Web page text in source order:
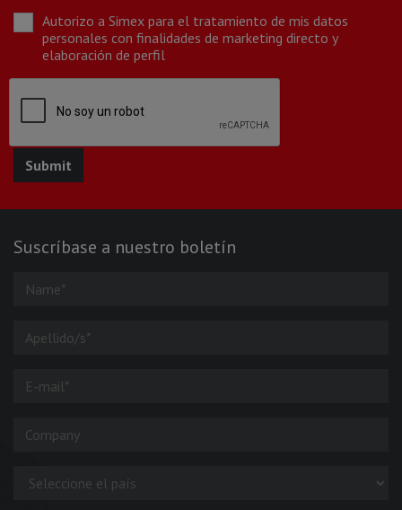
Autorizo a Simex para el tratamiento de mis datos
personales con finalidades de marketing directo y
elaboración de perfil
Suscríbase a nuestro boletín